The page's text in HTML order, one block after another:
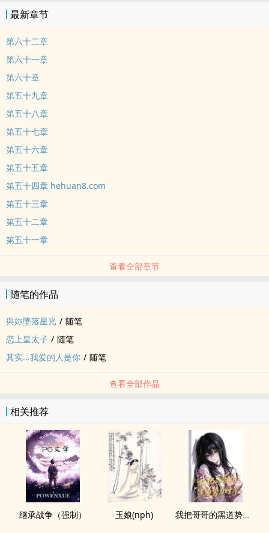
來真正讓人崩潰的，從來就不是失去愛情而是有一天，妳最愛的人，
不再回頭看妳她們曾一起站在萬眾矚目的星光下也曾為了彼此，墜落
深淵可最後她們才明白有些人，就算跌入黑暗也會想要牽著彼此的手
最新章节
第六十二章
第六十一章
第六十章
第五十九章
第五十八章
第五十七章
第五十六章
第五十五章
第五十四章 hehuan8.com
第五十三章
第五十二章
第五十一章
查看全部章节
随笔的作品
與妳墜落星光 / 随笔
恋上皇太子 / 随笔
其实...我爱的人是你 / 随笔
查看全部作品
相关推荐
继承战争（强制） 玉娘(nph) 我把哥哥的黑道势力睡了（np 含骨科）